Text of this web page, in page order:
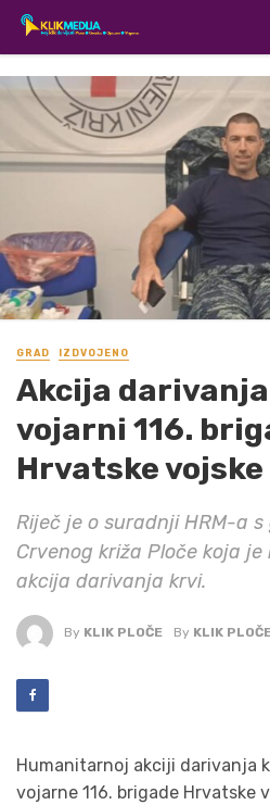
GRAD IZDVOJENO
Akcija
vojarni 116.
Hrvatske vojske
Riječ je o suradnji HRM-a
Crvenog križa Ploče koja
akcija darivanja krvi.
By KLIK PLOČE By KLIK
Humanitarnoj akciji darivanja
vojarne 116. brigade Hrvatske